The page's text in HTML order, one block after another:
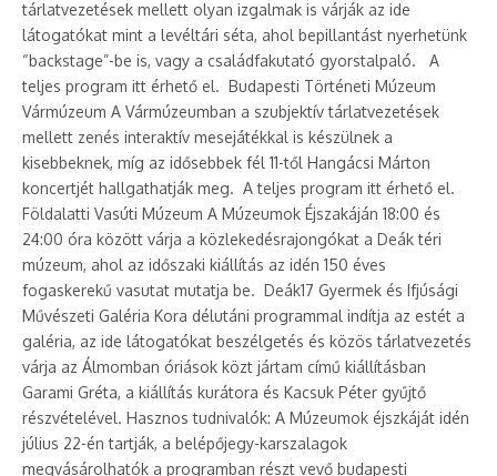
tárlatvezetések mellett olyan izgalmak is várják az ide
látogatókat mint a levéltári séta, ahol bepillantást nyerhetünk
“backstage”-be is, vagy a családfakutató gyorstalpaló. A
teljes program itt érhető el. Budapesti Történeti Múzeum
Vármúzeum A Vármúzeumban a szubjektív tárlatvezetések
mellett zenés interaktív mesejátékkal is készülnek a
kisebbeknek, míg az idősebbek fél 11-től Hangácsi Márton
koncertjét hallgathatják meg. A teljes program itt érhető el.
Földalatti Vasúti Múzeum A Múzeumok Éjszakáján 18:00 és
24:00 óra között várja a közlekedésrajongókat a Deák téri
múzeum, ahol az időszaki kiállítás az idén 150 éves
fogaskerekű vasutat mutatja be. Deák17 Gyermek és Ifjúsági
Művészeti Galéria Kora délutáni programmal indítja az estét a
galéria, az ide látogatókat beszélgetés és közös tárlatvezetés
várja az Álmomban óriások közt jártam című kiállításban
Garami Gréta, a kiállítás kurátora és Kacsuk Péter gyűjtő
részvételével. Hasznos tudnivalók: A Múzeumok éjszkáját idén
július 22-én tartják, a belépőjegy-karszalagok
megvásárolhatók a programban részt vevő budapesti